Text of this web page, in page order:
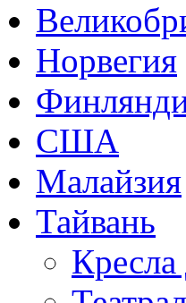
Норвегия
США
Малайзия
Тайвань
Кресла